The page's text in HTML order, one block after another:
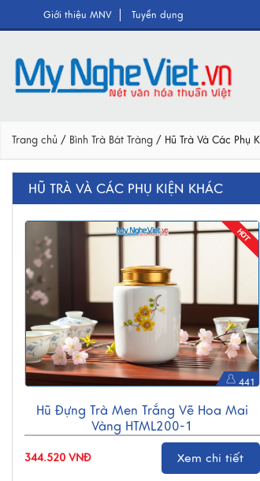
Giới thiệu MNV Tuyển dụng
Trang chủ / Bình Trà Bát Tràng / Hũ Trà Và Các Phụ
HŨ TRÀ VÀ CÁC PHỤ KIỆN KHÁC
441
Hũ Đựng Trà Men Trắng Vẽ Hoa Mai
Vàng HTML200-1
344.520 VNĐ Xem chi tiết